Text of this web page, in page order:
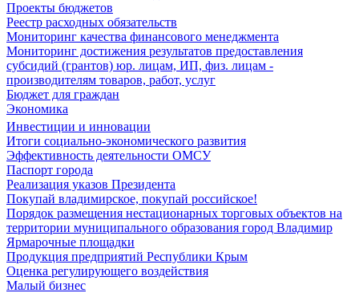
Проекты бюджетов
Реестр расходных обязательств
Мониторинг качества финансового менеджмента
Мониторинг достижения результатов предоставления
субсидий (грантов) юр. лицам, ИП, физ. лицам -
производителям товаров, работ, услуг
Бюджет для граждан
Экономика
Инвестиции и инновации
Итоги социально-экономического развития
Эффективность деятельности ОМСУ
Паспорт города
Реализация указов Президента
Покупай владимирское, покупай российское!
Порядок размещения нестационарных торговых объектов на
территории муниципального образования город Владимир
Ярмарочные площадки
Продукция предприятий Республики Крым
Оценка регулирующего воздействия
Малый бизнес